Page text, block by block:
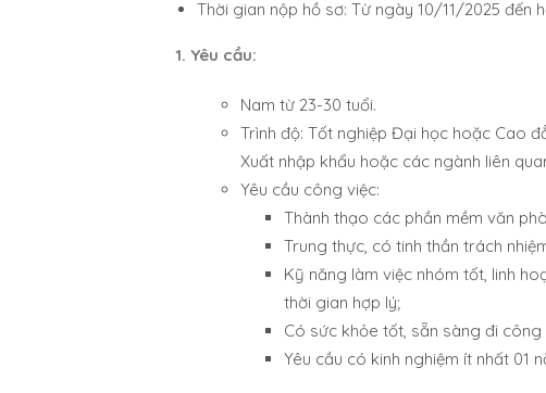
Thời gian nộp hồ sơ: Từ ngày 10/11/2025 đến
1. Yêu cầu:
Nam từ 23-30 tuổi.
Trình độ: Tốt nghiệp Đại học hoặc Cao
Xuất nhập khẩu hoặc các ngành liên
Yêu cầu công việc:
Thành thạo các phần mềm văn
Trung thực, có tinh thần trách
Kỹ năng làm việc nhóm tốt, linh
thời gian hợp lý;
Có sức khỏe tốt, sẵn sàng đi
Yêu cầu có kinh nghiệm ít nhất 01